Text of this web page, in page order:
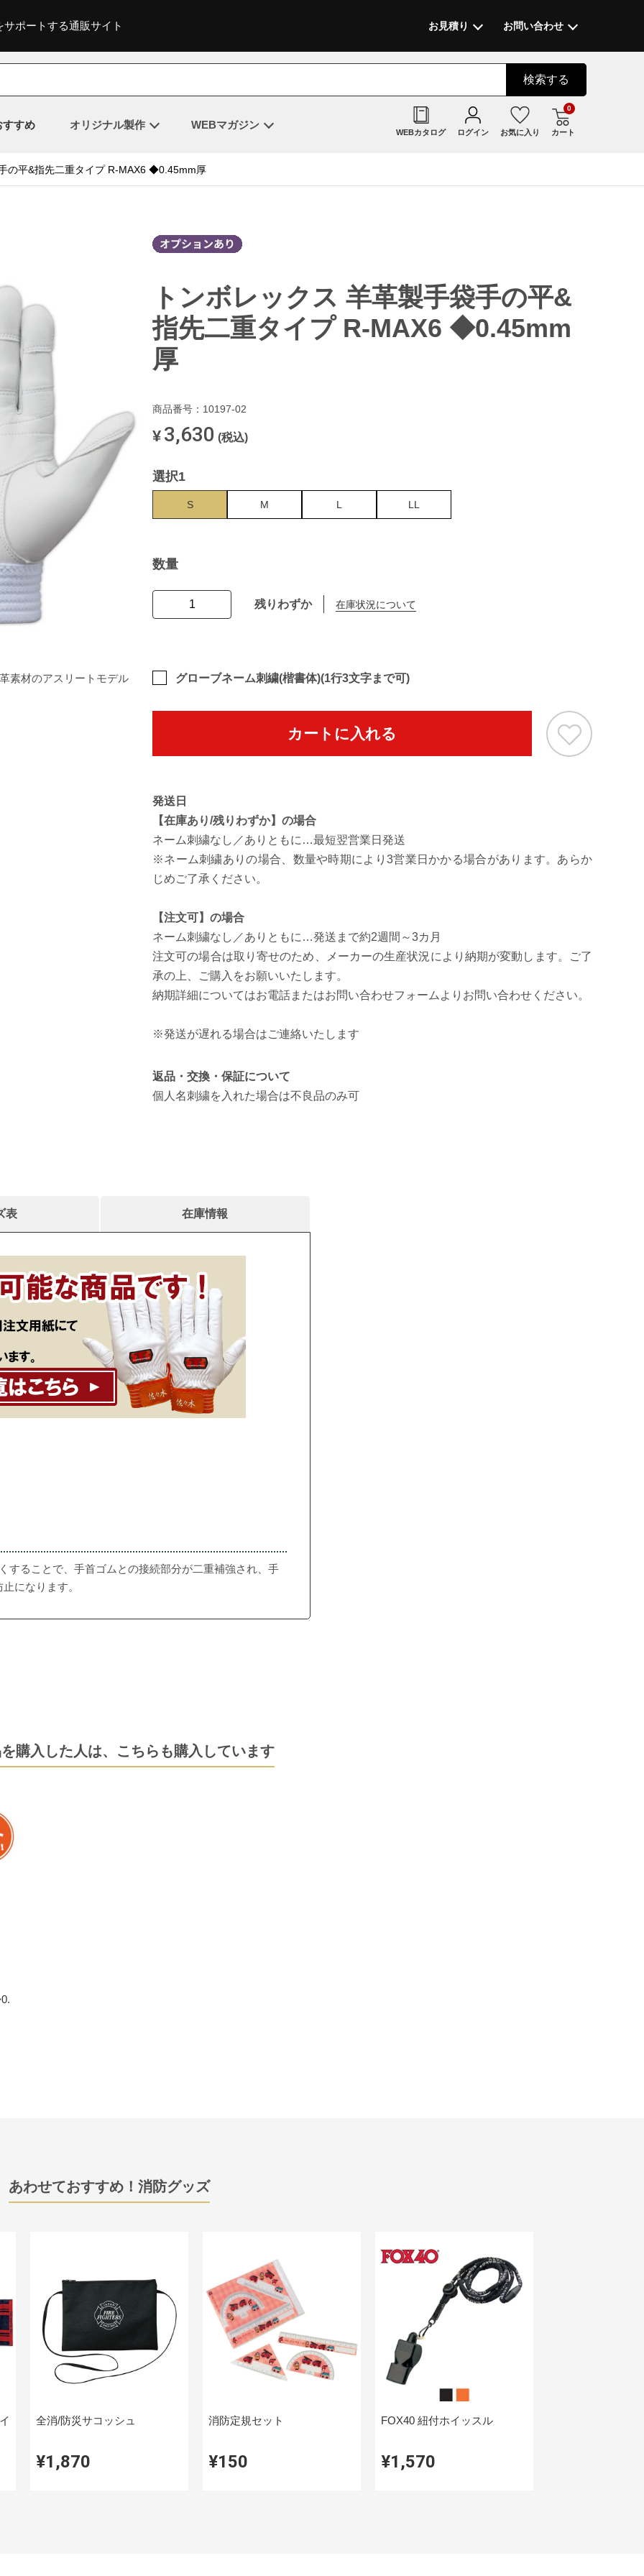
ポートする通販サイト お見積り お問い合わせ
検索する
すすめ オリジナル製作 WEBマガジン
WEBカタログ ログイン お気に入り カート
0
の平&指先二重タイプ R-MAX6 ◆0.45mm厚
素材のアスリートモデル [裏面拡大] 親指部に破れや引き裂きを防止するタフィーカット採用
トンボレックス 羊革製手袋手の平&
指先二重タイプ R-MAX6 ◆0.45mm
厚
商品番号：10197-02
¥ 3,630 (税込)
選択1
S M L LL
数量
残りわずか 在庫状況について
グローブネーム刺繍(楷書体)(1行3文字まで可)
カートに入れる
発送日
【在庫あり/残りわずか】の場合
ネーム刺繍なし／ありともに…最短翌営業日発送
※ネーム刺繍ありの場合、数量や時期により3営業日かかる場合があります。あらか
じめご了承ください。
【注文可】の場合
ネーム刺繍なし／ありともに…発送まで約2週間～3カ月
注文可の場合は取り寄せのため、メーカーの生産状況により納期が変動します。ご了
承の上、ご購入をお願いいたします。
納期詳細についてはお電話またはお問い合わせフォームよりお問い合わせください。
※発送が遅れる場合はご連絡いたします
返品・交換・保証について
個人名刺繍を入れた場合は不良品のみ可
表 在庫情報
ることで、手首ゴムとの接続部分が二重補強され、手
になります。
購入した人は、 こちらも購入しています
あわせておすすめ！消防グッズ
全消/防災サコッシュ
¥1,870
消防定規セット
¥150
FOX40 紐付ホイッスル
¥1,570